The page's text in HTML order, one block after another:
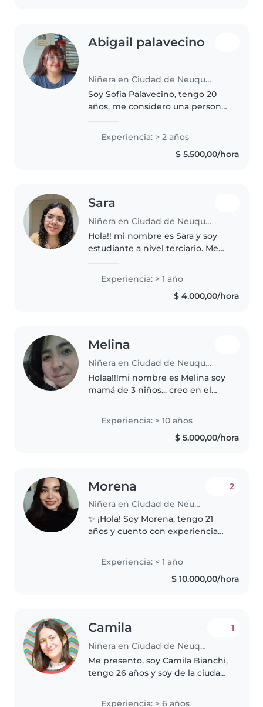
Abigail palavecino
Niñera en Ciudad de Neuquén
Soy Sofia Palavecino, tengo 20
años, me considero una persona
encanta convivir con niños,
cocino y limpio, y estoy
Experiencia: > 2 años
$ 5.500,00/hora
Sara
Niñera en Ciudad de Neuquén
Hola!! mi nombre es Sara y soy
estudiante a nivel terciario. Me
persona responsable, paciente y
atenta. Puedo adaptarme con
Experiencia: > 1 año
$ 4.000,00/hora
Melina
Niñera en Ciudad de Neuquén
Holaa!!!mi nombre es Melina soy
mamá de 3 niños... creo en el
tiempos y reglas de cada casa.
Soy puntual.. agradezco..
Experiencia: > 10 años
$ 5.000,00/hora
Morena
Niñera en Ciudad de Neuquén
2
✨ ¡Hola! Soy Morena, tengo 21
años y cuento con experiencia
persona responsable, paciente,
cariñosa y comprometida con el
bienestar y desarrollo de..
Experiencia: < 1 año
$ 10.000,00/hora
Camila
Niñera en Ciudad de Neuquén
1
Me presento, soy Camila Bianchi,
tengo 26 años y soy de la ciudad
me encontraré radicándome en
Experiencia: > 6 años